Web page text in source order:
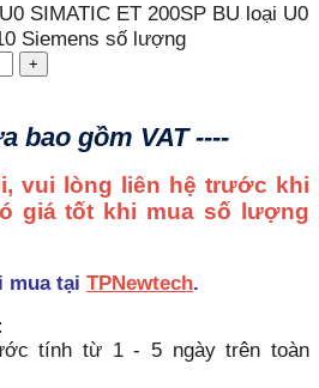
SIMATIC ET 200SP BU loại U0
Siemens số lượng
bao gồm VAT ----
vui lòng liên hệ trước khi
giá tốt khi mua số lượng
mua tại TPNewtech.
tính từ 1 - 5 ngày trên toàn